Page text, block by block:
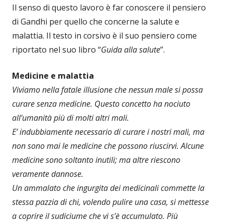
Il senso di questo lavoro è far conoscere il pensiero
di Gandhi per quello che concerne la salute e
malattia. Il testo in corsivo è il suo pensiero come
riportato nel suo libro “Guida alla salute”.
Medicine e malattia
Viviamo nella fatale illusione che nessun male si possa
curare senza medicine. Questo concetto ha nociuto
all’umanità più di molti altri mali.
E’ indubbiamente necessario di curare i nostri mali, ma
non sono mai le medicine che possono riuscirvi. Alcune
medicine sono soltanto inutili; ma altre riescono
veramente dannose.
Un ammalato che ingurgita dei medicinali commette la
stessa pazzia di chi, volendo pulire una casa, si mettesse
a coprire il sudiciume che vi s’è accumulato. Più